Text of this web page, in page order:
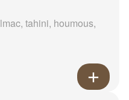
tahini, houmous,